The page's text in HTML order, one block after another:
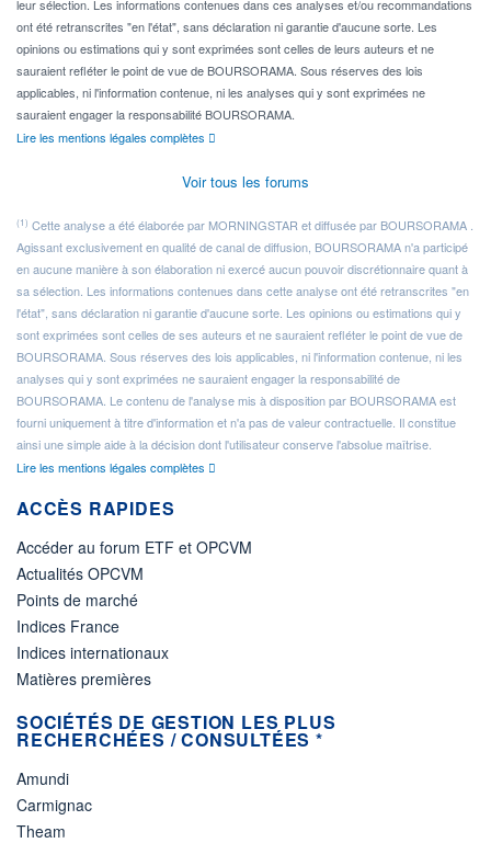
leur sélection. Les informations contenues dans ces analyses et/ou recommandations
ont été retranscrites "en l'état", sans déclaration ni garantie d'aucune sorte. Les
opinions ou estimations qui y sont exprimées sont celles de leurs auteurs et ne
sauraient refléter le point de vue de BOURSORAMA. Sous réserves des lois
applicables, ni l'information contenue, ni les analyses qui y sont exprimées ne
sauraient engager la responsabilité BOURSORAMA.
Lire les mentions légales complètes
Voir tous les forums
(1) Cette analyse a été élaborée par MORNINGSTAR et diffusée par BOURSORAMA .
Agissant exclusivement en qualité de canal de diffusion, BOURSORAMA n'a participé
en aucune manière à son élaboration ni exercé aucun pouvoir discrétionnaire quant à
sa sélection. Les informations contenues dans cette analyse ont été retranscrites "en
l'état", sans déclaration ni garantie d'aucune sorte. Les opinions ou estimations qui y
sont exprimées sont celles de ses auteurs et ne sauraient refléter le point de vue de
BOURSORAMA. Sous réserves des lois applicables, ni l'information contenue, ni les
analyses qui y sont exprimées ne sauraient engager la responsabilité de
BOURSORAMA. Le contenu de l'analyse mis à disposition par BOURSORAMA est
fourni uniquement à titre d'information et n'a pas de valeur contractuelle. Il constitue
ainsi une simple aide à la décision dont l'utilisateur conserve l'absolue maîtrise.
Lire les mentions légales complètes
ACCÈS RAPIDES
Accéder au forum ETF et OPCVM
Actualités OPCVM
Points de marché
Indices France
Indices internationaux
Matières premières
SOCIÉTÉS DE GESTION LES PLUS
RECHERCHÉES / CONSULTÉES *
Amundi
Carmignac
Theam